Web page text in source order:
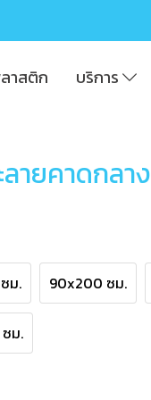
าสติก บริการ
ายคาดกลาง
ม. 90x200 ซม.
ม.